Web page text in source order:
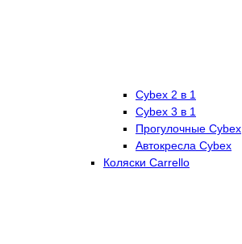
Cybex 2 в 1
Cybex 3 в 1
Прогулочные Cybex
Автокресла Cybex
Коляски Carrello